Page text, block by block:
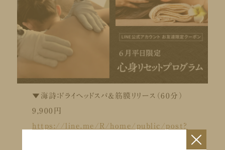
▼海詩：ドライヘッドスパ＆筋膜リリース（60分）
9,900円
https://line.me/R/home/public/post?
×